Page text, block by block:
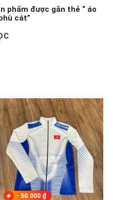
phẩm được gắn thẻ “ áo
cát”
- 50.000 ₫